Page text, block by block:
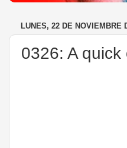
LUNES, 22 DE NOVIEMBRE
0326: A